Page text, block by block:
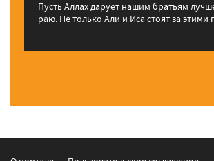
Пусть Аллах дарует нашим братьям
раю. Не только Али и Иса стоят за
...